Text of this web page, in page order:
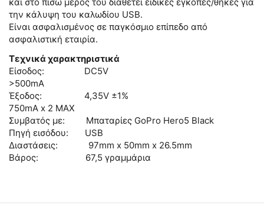
την κάλυψη του καλωδίου USB.
Είναι ασφαλισμένος σε παγκόσμιο επίπεδο από
ασφαλιστική εταιρία.
Τεχνικά χαρακτηριστικά
Είσοδος: DC5V
>500mA
Έξοδος: 4,35V ±1%
750mA x 2 MAX
Συμβατός με: Μπαταρίες GoPro Hero5 Black
Πηγή εισόδου: USB
Διαστάσεις: 97mm x 50mm x 26.5mm
Βάρος: 67,5 γραμμάρια